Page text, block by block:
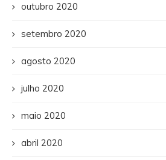
outubro 2020
setembro 2020
agosto 2020
julho 2020
maio 2020
abril 2020